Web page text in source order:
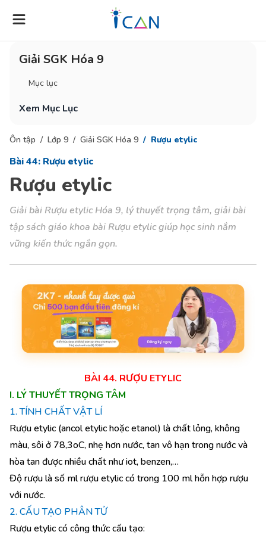
Giải SGK Hóa 9
Mục lục
Xem Mục Lục
Ôn tập Lớp 9 Giải SGK Hóa 9 Rượu etylic
Bài 44: Rượu etylic
Rượu etylic
Giải bài Rượu etylic Hóa 9, lý thuyết trọng tâm, giải bài
tập sách giáo khoa bài Rượu etylic giúp học sinh nắm
vững kiến thức ngắn gọn.
BÀI 44. RƯỢU ETYLIC
I. LÝ THUYẾT TRỌNG TÂM
1. TÍNH CHẤT VẬT LÍ
Rượu etylic (ancol etylic hoặc etanol) là chất lỏng, không
màu, sôi ở 78,3oC, nhẹ hơn nước, tan vô hạn trong nước và
hòa tan được nhiều chất như iot, benzen,…
Độ rượu là số ml rượu etylic có trong 100 ml hỗn hợp rượu
với nước.
2. CẤU TẠO PHÂN TỬ
Rượu etylic có công thức cấu tạo: